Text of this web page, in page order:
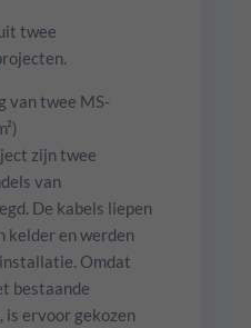
twee
van twee MS-
zijn twee
van
De kabels liepen
kelder en werden
Omdat
bestaande
is ervoor gekozen